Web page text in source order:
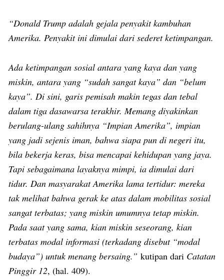
“Donald Trump adalah gejala penyakit kambuhan
Amerika. Penyakit ini dimulai dari sederet ketimpangan.
Ada ketimpangan sosial antara yang kaya dan yang
miskin, antara yang “sudah sangat kaya” dan “belum
kaya”. Di sini, garis pemisah makin tegas dan tebal
dalam tiga dasawarsa terakhir. Memang diyakinkan
berulang-ulang sahihnya “Impian Amerika”, impian
yang jadi sejenis iman, bahwa siapa pun di negeri itu,
bila bekerja keras, bisa mencapai kehidupan yang jaya.
Tapi sebagaimana layaknya mimpi, ia dimulai dari
tidur. Dan masyarakat Amerika lama tertidur: mereka
tak melihat bahwa gerak ke atas dalam mobilitas sosial
sangat terbatas; yang miskin umumnya tetap miskin.
Pada saat yang sama, kian miskin seseorang, kian
terbatas modal informasi (terkadang disebut “modal
budaya”) untuk menang bersaing.” kutipan dari Catatan
Pinggir 12, (hal. 409).